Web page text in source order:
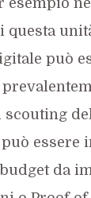
questa
può
essere
da